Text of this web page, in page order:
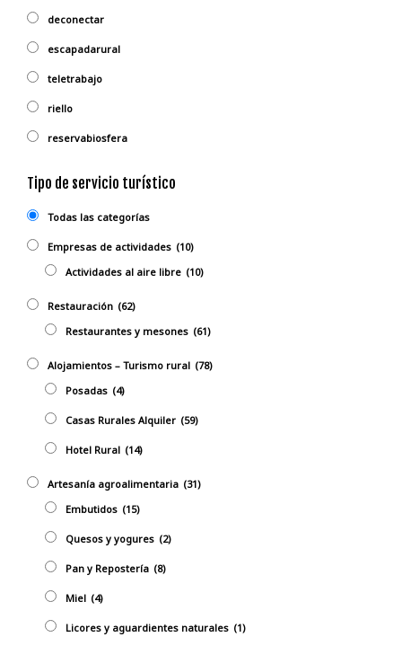
deconectar
escapadarural
teletrabajo
riello
reservabiosfera
Tipo de servicio turístico
Todas las categorías
Empresas de actividades (10)
Actividades al aire libre (10)
Restauración (62)
Restaurantes y mesones (61)
Alojamientos – Turismo rural (78)
Posadas (4)
Casas Rurales Alquiler (59)
Hotel Rural (14)
Artesanía agroalimentaria (31)
Embutidos (15)
Quesos y yogures (2)
Pan y Repostería (8)
Miel (4)
Licores y aguardientes naturales (1)